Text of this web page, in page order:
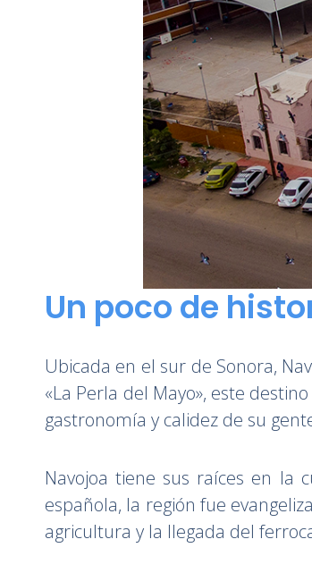
Un poco de
Ubicada en el sur de Sonora,
«La Perla del Mayo», este
gastronomía y calidez de su
Navojoa tiene sus raíces en la
española, la región fue
agricultura y la llegada del